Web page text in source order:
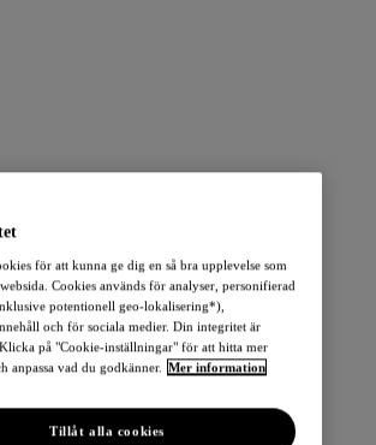
för att kunna ge dig en så bra upplevelse som
Cookies används för analyser, personifierad
potentionell geo-lokalisering*),
och för sociala medier. Din integritet är
på "Cookie-inställningar" för att hitta mer
anpassa vad du godkänner. Mer information
Tillåt alla cookies